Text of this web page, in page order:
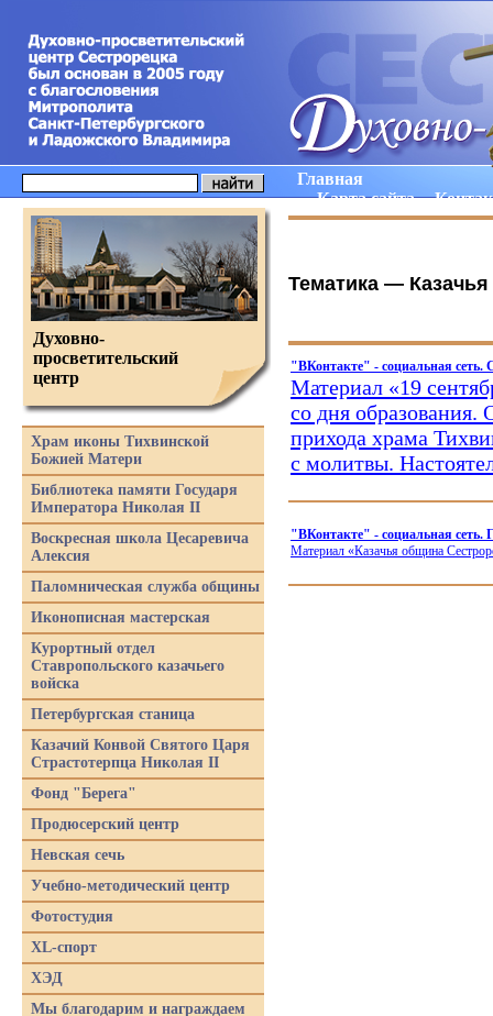
Главная
Карта сайта
Тематика —
"ВКонтакте" - социальная сеть.
Материал «19
со дня образования.
прихода храма
с молитвы.
"ВКонтакте" - социальная сеть.
Материал «Казачья община
Духовно-
просветительский
центр
Храм иконы Тихвинской
Божией Матери
Библиотека памяти Государя
Императора Николая II
Воскресная школа Цесаревича
Алексия
Паломническая служба общины
Иконописная мастерская
Курортный отдел
Ставропольского казачьего
войска
Петербургская станица
Казачий Конвой Святого Царя
Страстотерпца Николая II
Фонд "Берега"
Продюсерский центр
Невская сечь
Учебно-методический центр
Фотостудия
XL-спорт
ХЭД
Мы благодарим и награждаем